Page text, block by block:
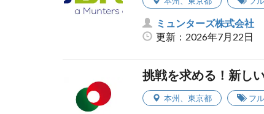
ミュンターズ株式会社
更新：2026年7月22日
挑戦を求める！新し
本州、 東京都 フ